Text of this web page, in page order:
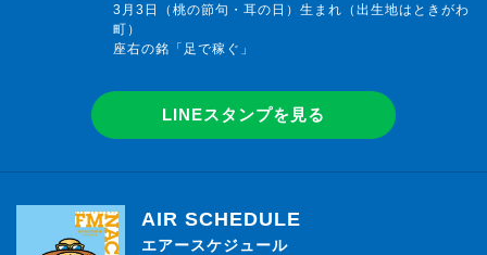
3月3日（桃の節句・耳の日）生まれ（出生地はときがわ
町）
座右の銘「足で稼ぐ」
LINEスタンプを見る
AIR SCHEDULE
エアースケジュール